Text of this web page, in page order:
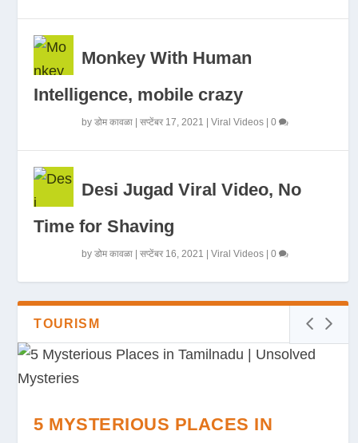
Monkey With Human
Intelligence, mobile crazy
byडोम कावळा |सप्टेंबर 17, 2021 |Viral Videos |0
Desi Jugad Viral Video, No
Time for Shaving
byडोम कावळा |सप्टेंबर 16, 2021 |Viral Videos |0
TOURISM
5 MYSTERIOUS PLACES IN